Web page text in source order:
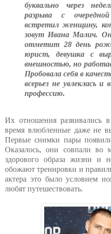
буквально через
разрыва с
встретил женщину,
зовут Ивана Малич.
отметит 28 день
юрист, девушка с
внешностью, но
Пробовала себя в
всерьез не увлеклась и
профессию.
Их отношения развивались
время влюбленные даже не
Первые снимки пары
Оказалось, они совпали во
здорового образа жизни и
обожают тренировки и
актера это было условием
любят путешествовать.